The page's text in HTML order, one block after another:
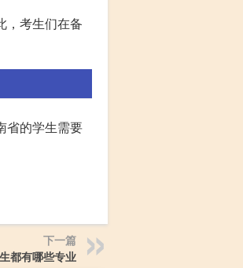
，考生们在备
省的学生需要
下一篇
都有哪些专业